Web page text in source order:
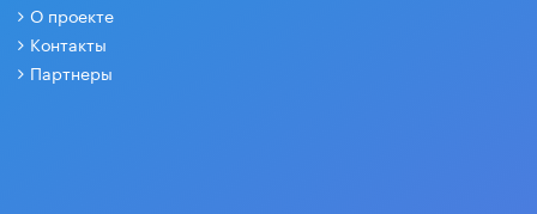
О проекте
Контакты
Партнеры